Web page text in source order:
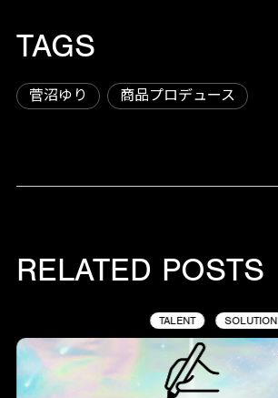
TAGS
菅沼ゆり 商品プロデュース
RELATED POSTS
TALENT SOLUTION